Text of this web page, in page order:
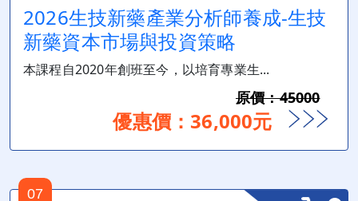
2026生技新藥產業分析師養成-生技
新藥資本市場與投資策略
本課程自2020年創班至今，以培育專業生...
原價：45000
優惠價：36,000元
07